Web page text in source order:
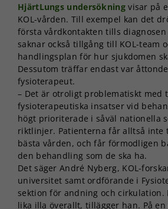
HjärtLungs undersökning visar på
KOL-vården. Till exempel kan det
första vårdkontakten tills diagnosen
saknar också tillgång till KOL-team
handlingsplan för hur sjukdomen
Dessutom träffar endast var
fysioterapeut.
– Det är otroligt problematiskt med
fysioterapeutiska insatser vid
högt prioriterade i såväl nationella
riktlinjer. Patienterna får alltså inte
bästa vården, och får förmodligen
den behandling som de ska ha.
Det säger André Nyberg, KOL-
universitet samt ordförande i
sektion för andning och cirkulation.
lika illa överallt, tillägger han. På